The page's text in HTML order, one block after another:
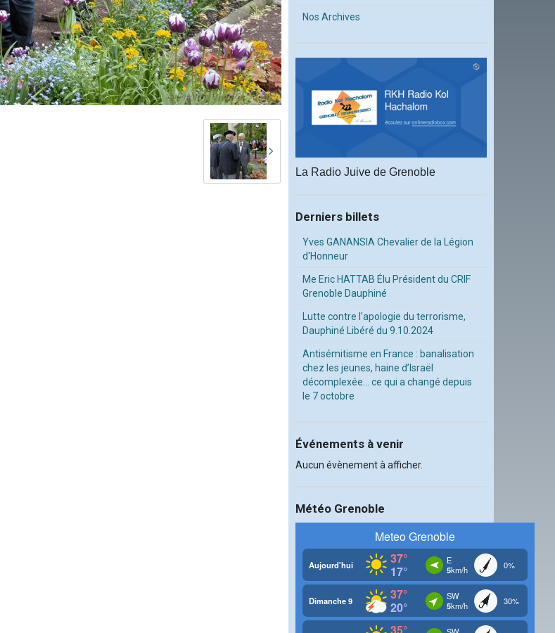
Nos Archives
La Radio Juive de Grenoble
Derniers billets
Yves GANANSIA Chevalier de la Légion
d'Honneur
Me Eric HATTAB Élu Président du CRIF
Grenoble Dauphiné
Lutte contre l'apologie du terrorisme,
Dauphiné Libéré du 9.10.2024
Antisémitisme en France : banalisation
chez les jeunes, haine d’Israël
décomplexée… ce qui a changé depuis
le 7 octobre
Événements à venir
Aucun évènement à afficher.
Météo Grenoble